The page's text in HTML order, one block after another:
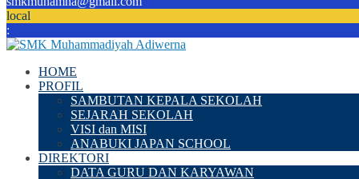
local
:
HOME
PROFIL
SAMBUTAN KEPALA SEKOLAH
SEJARAH SEKOLAH
VISI dan MISI
ANABUKI JAPAN SCHOOL
DIREKTORI
DATA GURU DAN KARYAWAN